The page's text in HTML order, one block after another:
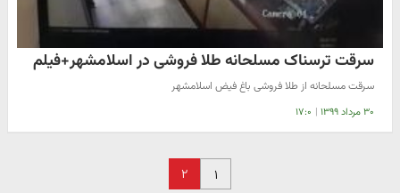
سرقت ترسناک مسلحانه طلا فروشی در اسلامشهر+فیلم
سرقت مسلحانه از طلا فروشی باغ فیض اسلامشهر
۳۰ مرداد ۱۳۹۹ | ۱۷:۰
۱ ۲